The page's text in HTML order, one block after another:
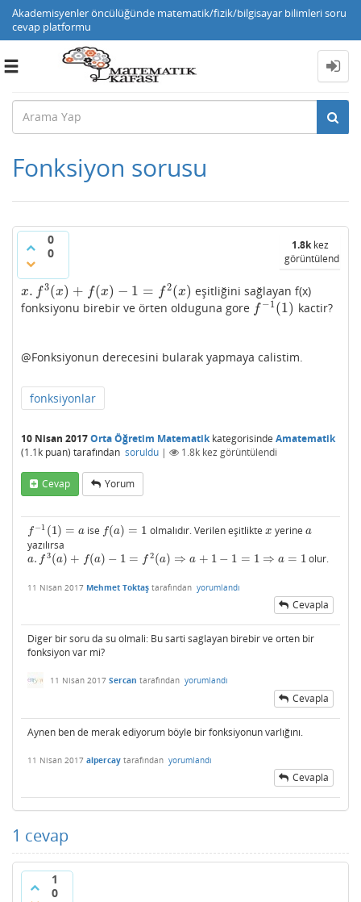
Akademisyenler öncülüğünde matematik/fizik/bilgisayar bilimleri soru
cevap platformu
Toggle
Fonksiyon sorusu
0
0
1.8kkez
görüntülendi
x. f3(x) + f(x) − 1 = f2(x)
x.f 3(x)+f(x )−1 =f2(x
eşitliğini sağlayan f(x)
fonksiyonu birebir ve örten olduguna gore f −1(1)
f−1(1) kactir?
@Fonksiyonun derecesini bularak yapmaya calistim.
fonksiyonlar
10 Nisan 2017Orta Öğretim Matematikkategorisinde Amatematik
(1.1k puan) tarafından soruldu | 1.8k kez görüntülendi
Cevap Yorum
f −1 (1) = a
f−1(1)=a ise f(a) = 1
f(a)=1 olmalıdır. Verilen eşitlikte x
x yerine a
a
yazılırsa
a. f 3(a) + f(a) − 1 = f 2 (a) ⇒ a + 1 − 1 = 1 ⇒ a = 1
a.f 3(a)+f( a)− 1=f2( a)⇒a +1 −1=1⇒ a=1 olur.
11 Nisan 2017 Mehmet Toktaş tarafından yorumlandı
Cevapla
Diger bir soru da su olmali: Bu sarti saglayan birebir ve orten bir
fonksiyon var mi?
11 Nisan 2017 Sercan tarafından yorumlandı
Cevapla
Aynen ben de merak ediyorum böyle bir fonksiyonun varlığını.
11 Nisan 2017 alpercay tarafından yorumlandı
Cevapla
1 cevap
1
0